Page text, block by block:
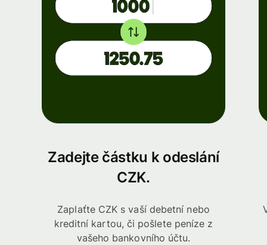
Zadejte částku k odeslání
CZK.
Zaplaťte CZK s vaší debetní nebo
kreditní kartou, či pošlete peníze z
vašeho bankovního účtu.